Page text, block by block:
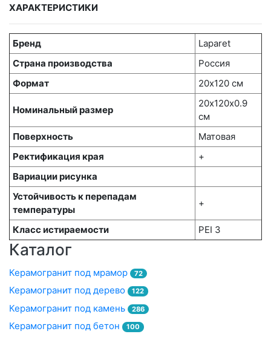
ХАРАКТЕРИСТИКИ
Бренд
Laparet
Страна производства
Россия
Формат
20х120 см
Номинальный размер
20х120x0.9
см
Поверхность
Матовая
Ректификация края
+
Вариации рисунка
Устойчивость к перепадам
температуры
+
Класс истираемости PEI 3
Каталог
Керамогранит под мрамор 72
Керамогранит под дерево 122
Керамогранит под камень 286
Керамогранит под бетон 100